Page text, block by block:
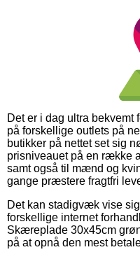
Det er i dag ultra bekvemt
på forskellige outlets på
butikker på nettet set sig
prisniveauet på en række
samt også til mænd og
gange præstere fragtfri
Det kan stadigvæk vise
forskellige internet
Skæreplade 30x45cm
på at opnå den mest